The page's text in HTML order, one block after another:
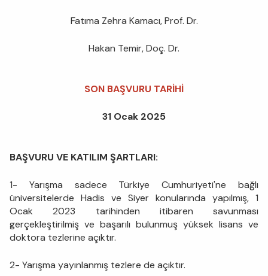
Fatıma Zehra Kamacı, Prof. Dr.
Hakan Temir, Doç. Dr.
SON BAŞVURU TARİHİ
31 Ocak 2025
BAŞVURU VE KATILIM ŞARTLARI:
1- Yarışma sadece Türkiye Cumhuriyeti'ne bağlı
üniversitelerde Hadis ve Siyer konularında yapılmış, 1
Ocak 2023 tarihinden itibaren savunması
gerçekleştirilmiş ve başarılı bulunmuş yüksek lisans ve
doktora tezlerine açıktır.
2- Yarışma yayınlanmış tezlere de açıktır.